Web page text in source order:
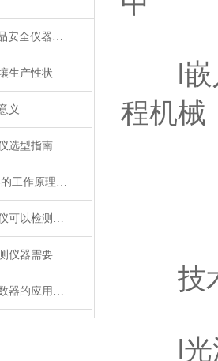
食品安全仪器@食品安全仪器【莱恩德】
生产性状
义
选型指南
土壤PH值检测仪器的工作原理及应用与意义
食品安全快速检测仪可以检测什么
使用土壤氮磷钾检测仪器需要具备哪些知识技能？
在线式油液颗粒计数器的应用场景和选型指南
l嵌入
程机械
技
l光源